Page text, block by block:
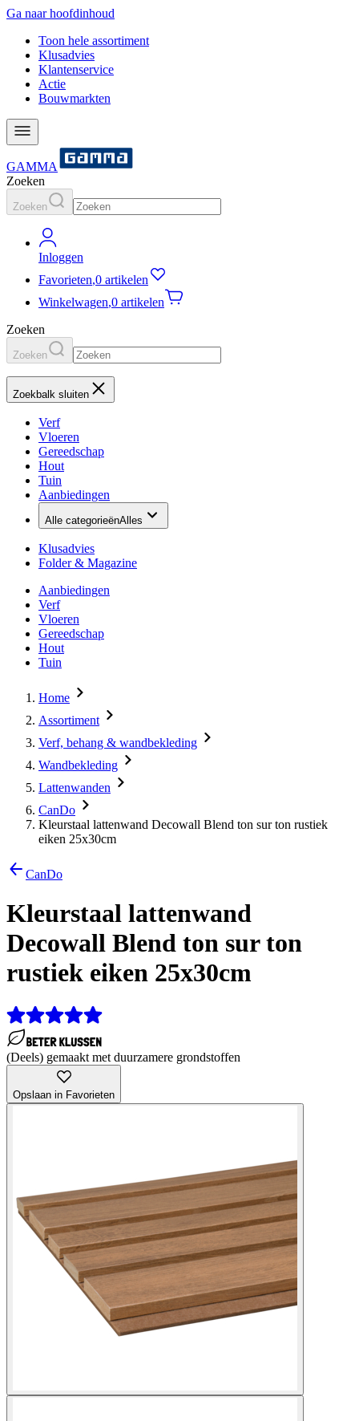
Ga naar hoofdinhoud
Toon hele assortiment
Klusadvies
Klantenservice
Actie
Bouwmarkten
GAMMA
Zoeken
Zoeken
Inloggen
Favorieten,0 artikelen
Winkelwagen,0 artikelen
Zoeken
Zoeken
Zoekbalk sluiten
Verf
Vloeren
Gereedschap
Hout
Tuin
Aanbiedingen
Alle categorieënAlles
Klusadvies
Folder & Magazine
Aanbiedingen
Verf
Vloeren
Gereedschap
Hout
Tuin
Home
Assortiment
Verf, behang & wandbekleding
Wandbekleding
Lattenwanden
CanDo
Kleurstaal lattenwand Decowall Blend ton sur ton rustiek
eiken 25x30cm
CanDo
Kleurstaal lattenwand
Decowall Blend ton sur ton
rustiek eiken 25x30cm
(Deels) gemaakt met duurzamere grondstoffen
Opslaan in Favorieten